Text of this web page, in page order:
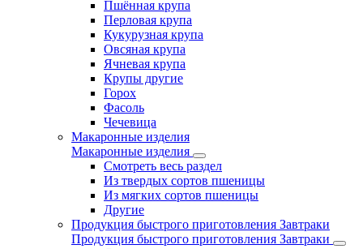
Пшённая крупа
Перловая крупа
Кукурузная крупа
Овсяная крупа
Ячневая крупа
Крупы другие
Горох
Фасоль
Чечевица
Макаронные изделия
Макаронные изделия
Смотреть весь раздел
Из твердых сортов пшеницы
Из мягких сортов пшеницы
Другие
Продукция быстрого приготовления Завтраки
Продукция быстрого приготовления Завтраки